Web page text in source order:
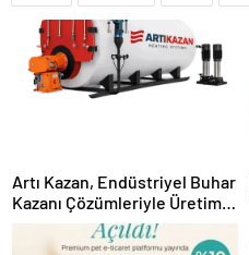
Artı Kazan, Endüstriyel Buhar
Kazanı Çözümleriyle Üretim
Tesislerine Verimli Sistemler
Sunuyor